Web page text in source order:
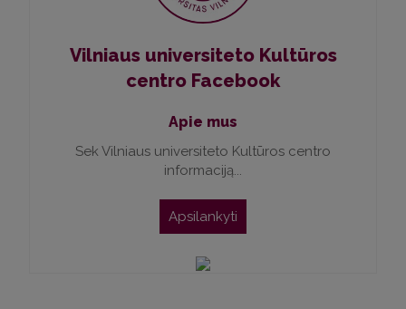
Vilniaus universiteto Kultūros
centro Facebook
Apie mus
Sek Vilniaus universiteto Kultūros centro
informaciją...
Apsilankyti